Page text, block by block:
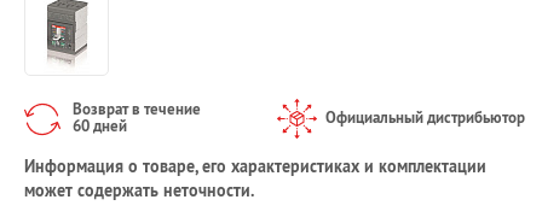
Возврат в течение
60 дней
Официальный дистрибьютор
Информация о товаре, его характеристиках и комплектации
может содержать неточности.